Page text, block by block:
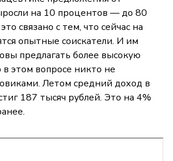
на 10 процентов — до 80
связано с тем, что сейчас на
опытные соискатели. И им
предлагать более высокую
в этом вопросе никто не
Летом средний доход в
187 тысяч рублей. Это на 4%